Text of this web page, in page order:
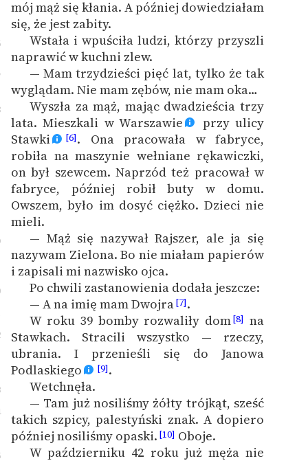
mój mąż się kłania. A później dowiedziałam
się, że jest zabity.
Wstała i wpuściła ludzi, którzy przyszli
naprawić w kuchni zlew.
— Mam trzydzieści pięć lat, tylko że tak
wyglądam. Nie mam zębów, nie mam oka…
Wyszła za mąż, mając dwadzieścia trzy
lata. Mieszkali w Warszawie
przy ulicy
Stawki
[6]. Ona pracowała w fabryce,
robiła na maszynie wełniane rękawiczki,
on był szewcem. Naprzód też pracował w
fabryce, później robił buty w domu.
Owszem, było im dosyć ciężko. Dzieci nie
mieli.
— Mąż się nazywał Rajszer, ale ja się
nazywam Zielona. Bo nie miałam papierów
i zapisali mi nazwisko ojca.
Po chwili zastanowienia dodała jeszcze:
— A na imię mam Dwojra[7].
W roku 39 bomby rozwaliły dom[8] na
Stawkach. Stracili wszystko — rzeczy,
ubrania. I przenieśli się do Janowa
Podlaskiego
[9].
Wetchnęła.
— Tam już nosiliśmy żółty trójkąt, sześć
takich szpicy, palestyński znak. A dopiero
później nosiliśmy opaski. [10] Oboje.
W październiku 42 roku już męża nie